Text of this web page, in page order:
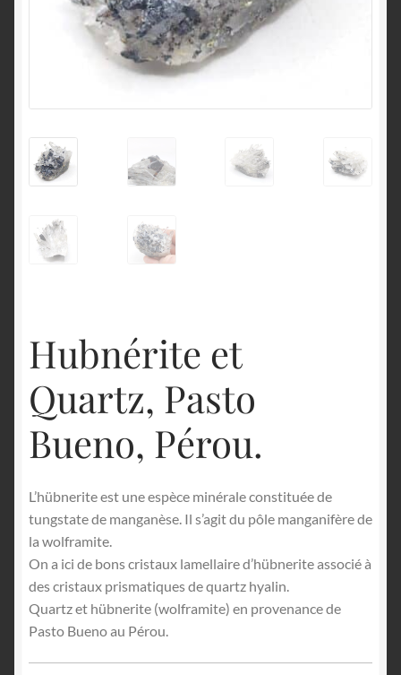
Hubnérite et
Quartz, Pasto
Bueno, Pérou.
L’hübnerite est une espèce minérale constituée de
tungstate de manganèse. Il s’agit du pôle manganifère de
la wolframite.
On a ici de bons cristaux lamellaire d’hübnerite associé à
des cristaux prismatiques de quartz hyalin.
Quartz et hübnerite (wolframite) en provenance de
Pasto Bueno au Pérou.